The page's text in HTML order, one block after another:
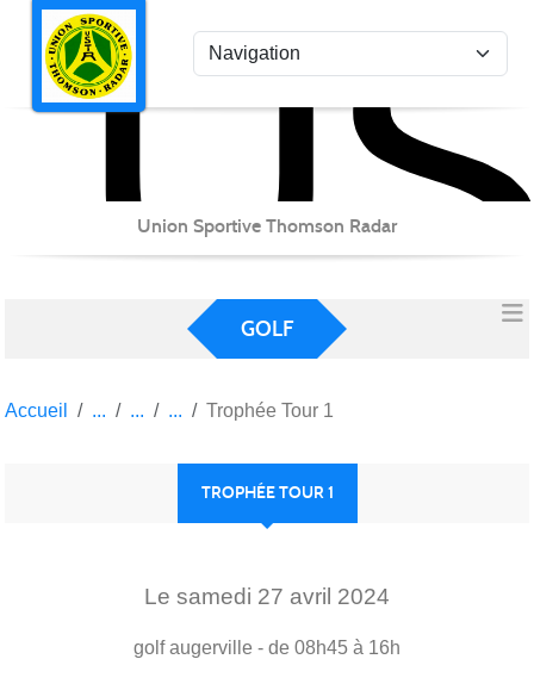
Union Sportive Thomson Radar
GOLF
Accueil Trophée Tour 1
TROPHÉE TOUR 1
Le samedi 27 avril 2024
golf augerville - de 08h45 à 16h
Panneau de gestion des cookies